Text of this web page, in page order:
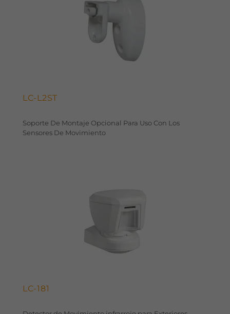
LC-L2ST
Soporte De Montaje Opcional Para Uso Con Los
Sensores De Movimiento
LC-181